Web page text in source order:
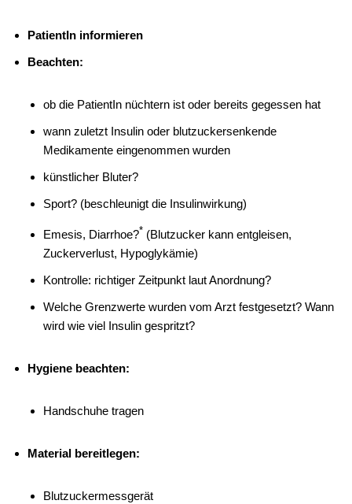
PatientIn informieren
Beachten:
ob die PatientIn nüchtern ist oder bereits gegessen hat
wann zuletzt Insulin oder blutzuckersenkende
Medikamente eingenommen wurden
künstlicher Bluter?
Sport? (beschleunigt die Insulinwirkung)
Emesis, Diarrhoe?* (Blutzucker kann entgleisen,
Zuckerverlust, Hypoglykämie)
Kontrolle: richtiger Zeitpunkt laut Anordnung?
Welche Grenzwerte wurden vom Arzt festgesetzt? Wann
wird wie viel Insulin gespritzt?
Hygiene beachten:
Handschuhe tragen
Material bereitlegen:
Blutzuckermessgerät